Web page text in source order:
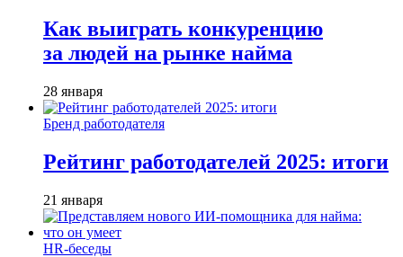
Как выиграть конкуренцию
за людей на рынке найма
28 января
Бренд работодателя
Рейтинг работодателей 2025: итоги
21 января
HR-беседы